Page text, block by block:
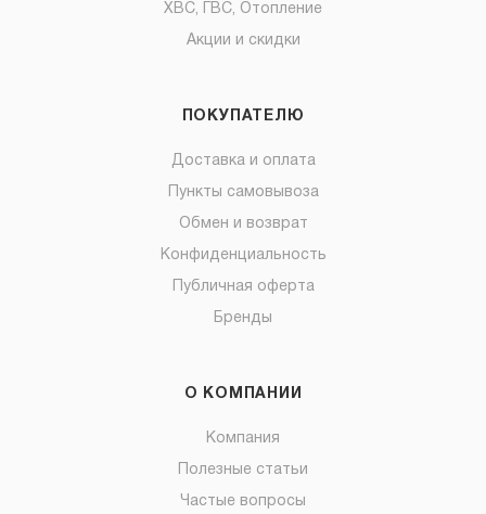
ХВС, ГВС, Отопление
Акции и скидки
ПОКУПАТЕЛЮ
Доставка и оплата
Пункты самовывоза
Обмен и возврат
Конфиденциальность
Публичная оферта
Бренды
О КОМПАНИИ
Компания
Полезные статьи
Частые вопросы